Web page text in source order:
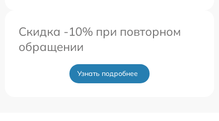
Скидка -10% при повторном
обращении
Узнать подробнее